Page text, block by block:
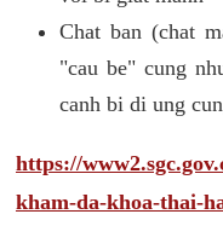
Chat ban (chat
"cau be" cung
canh bi di ung
https://
kham-da-khoa-thai-